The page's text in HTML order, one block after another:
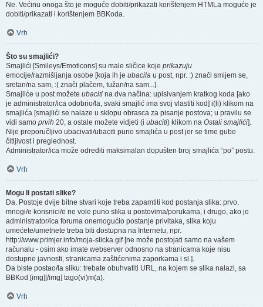
Ne. Većinu onoga što je moguće dobiti/prikazati korištenjem HTMLa moguće je
dobiti/prikazati i korištenjem BBKoda.
Vrh
Što su smajlići?
Smajlići [Smileys/Emoticons] su male sličice koje prikazuju
emocije/razmišljanja osobe [koja ih je ubacila u post, npr. :) znači smijem se,
sretan/na sam, :( znači plačem, tužan/na sam...].
Smajliće u post možete ubaciti na dva načina: upisivanjem kratkog koda [ako
je administrator/ica odobrio/la, svaki smajlić ima svoj vlastiti kod] i(li) klikom na
smajlića [smajlići se nalaze u sklopu obrasca za pisanje postova; u pravilu se
vidi samo prvih 20, a ostale možete vidjeti (i ubaciti) klikom na Ostali smajlići].
Nije preporučljivo ubacivati/ubaciti puno smajlića u post jer se time gube
čitljivost i preglednost.
Administrator/ica može odrediti maksimalan dopušten broj smajlića “po” postu.
Vrh
Mogu li postati slike?
Da. Postoje dvije bitne stvari koje treba zapamtiti kod postanja slika: prvo,
mnogi/e korisnici/e ne vole puno slika u postovima/porukama, i drugo, ako je
administrator/ica foruma onemogućio postanje privitaka, slika koju
umećete/umetnete treba biti dostupna na Internetu, npr.
http://www.primjer.info/moja-slicka.gif [ne može postojati samo na vašem
računalu - osim ako imate webserver odnosno na stranicama koje nisu
dostupne javnosti, stranicama zaštićenima zaporkama i sl.].
Da biste postao/la sliku: trebate obuhvatiti URL, na kojem se slika nalazi, sa
BBKod [img][/img] tago(vi)m(a).
Vrh